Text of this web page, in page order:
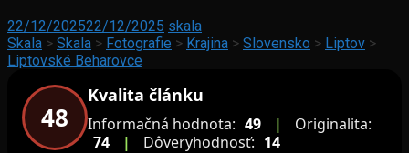
z
najkrajších
miest
Myjave
Turnaj
mladých
nádejí
štyroch
hlavných
miest
22/12/202522/12/2025 skala
Skala > Skala > Fotografie > Krajina > Slovensko > Liptov >
Liptovské Beharovce
48
Kvalita článku
Informačná hodnota: 49 |
Originalita:
74
| Dôveryhodnosť: 14